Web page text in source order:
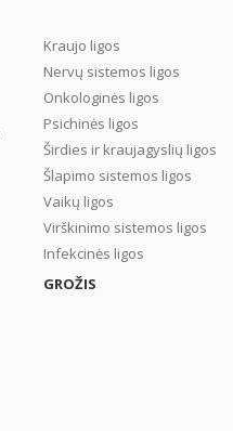
Kraujo ligos
Nervų sistemos ligos
Onkologinės ligos
Psichinės ligos
Širdies ir kraujagyslių ligos
Šlapimo sistemos ligos
Vaikų ligos
Virškinimo sistemos ligos
Infekcinės ligos
GROŽIS